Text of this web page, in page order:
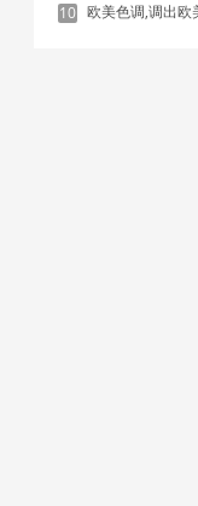
10 欧美色调,调出欧美人